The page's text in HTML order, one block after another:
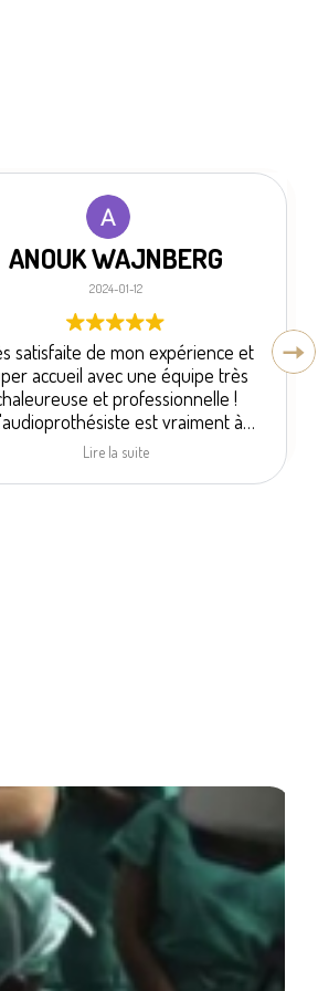
ANOUK WAJNBERG
2024-01-12
satisfaite de mon expérience et
accueil avec une équipe très
et professionnelle !
est vraiment à
pour résoudre les problèmes
Lire la suite